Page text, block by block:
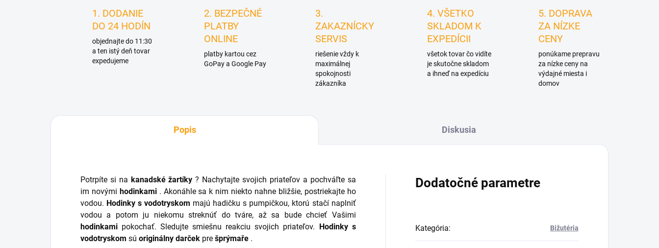
1. DODANIE
DO 24 HODÍN
objednajte do 11:30
a ten istý deň tovar
expedujeme
2. BEZPEČNÉ
PLATBY
ONLINE
platby kartou cez
GoPay a Google Pay
3.
ZAKAZNÍCKY
SERVIS
riešenie vždy k
maximálnej
spokojnosti
zákazníka
4. VŠETKO
SKLADOM K
EXPEDÍCII
všetok tovar čo vidíte
je skutočne skladom
a ihneď na expedíciu
5. DOPRAVA
ZA NÍZKE
CENY
ponúkame prepravu
za nízke ceny na
výdajné miesta i
domov
Popis Diskusia
Potrpíte si na kanadské žartíky ? Nachytajte svojich priateľov a pochváľte sa
im novými hodinkami. Akonáhle sa k nim niekto nahne bližšie, postriekajte ho
vodou. Hodinky s vodotryskom majú hadičku s pumpičkou, ktorú stačí naplniť
vodou a potom ju niekomu streknúť do tváre, až sa bude chcieť Vašimi
hodinkami pokochať. Sledujte smiešnu reakciu svojich priateľov.
Hodinky s
vodotryskom sú originálny darček pre šprýmaře .
Dodatočné parametre
Kategória: Bižutéria